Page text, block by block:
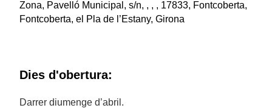
Zona, Pavelló Municipal, s/n, , , , 17833, Fontcoberta,
Fontcoberta, el Pla de l’Estany, Girona
Dies d'obertura:
Darrer diumenge d’abril.